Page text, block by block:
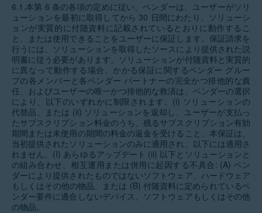
6.1.本第 6 条の各項の定めに従い、ベンダーは、ユーザーがソリ
ューションを最初に取得してから 30 日間にわたり、ソリューシ
ョンが実質的に付随資料に記載されているとおりに動作するこ
と、または使用できることをユーザーに保証します。保証請求を
行うには、ソリューションを取得したソースにより提供された説
明書に従う必要があります。ソリューションが付随資料と実質的
に異なって動作する場合、かかる保証に関するベンダー グルー
プの各メンバーと各ベンダー パートナーの完全かつ排他的な責
任、およびユーザーの唯一かつ排他的な救済は、ベンダーの選択
により、以下のいずれかに制限されます。(i) ソリューションの
代替品、または (ii) ソリューションを返却し、ユーザーが支払っ
たサブスクリプション料金のうち、残るサブスクリプション有効
期間または未使用の期間の料金の返金を受けること。本保証は、
当初提供されたソリューションのみに適用され、以下には適用さ
れません。(I) あらゆるアップデート (ii) 以下とソリューションと
の組み合わせ、相互運用または併用に起因する不具合: (A) ベン
ダーにより提供されたものではないソフトウェア、ハードウェア
もしくはその他の物品、または (B) 付随資料に定められているベ
ンダー要件に適合しないデバイス、ソフトウェアもしくはその他
の物品。